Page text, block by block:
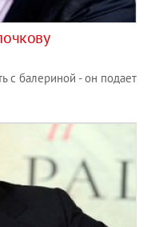
с балериной - он подает